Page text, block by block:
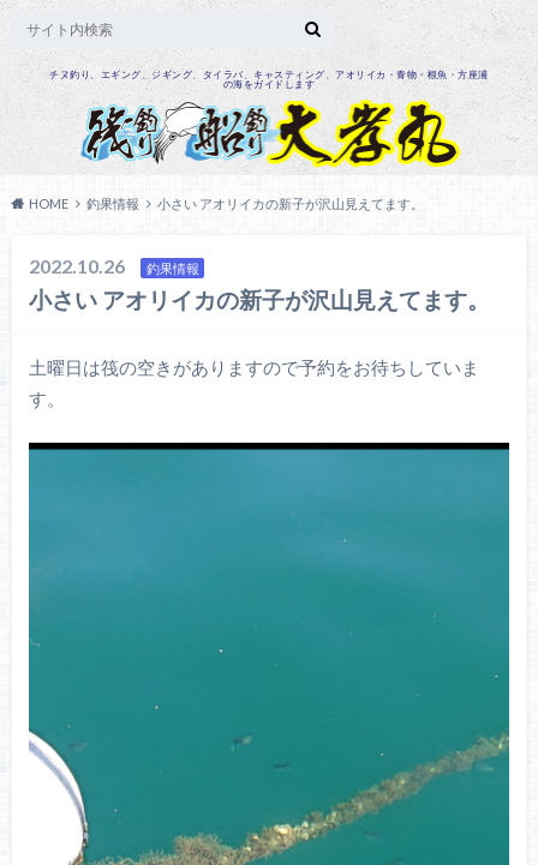
チヌ釣り、エギング、ジギング、タイラバ、キャスティング、アオリイカ・青物・根魚・方座浦
の海をガイドします
HOME 釣果情報 小さい アオリイカの新子が沢山見えてます。
2022.10.26 釣果情報
小さい アオリイカの新子が沢山見えてます。
土曜日は筏の空きがありますので予約をお待ちしていま
す。